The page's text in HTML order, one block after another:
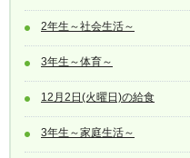
2年生～社会生活～
3年生～体育～
12月2日(火曜日)の給食
3年生～家庭生活～